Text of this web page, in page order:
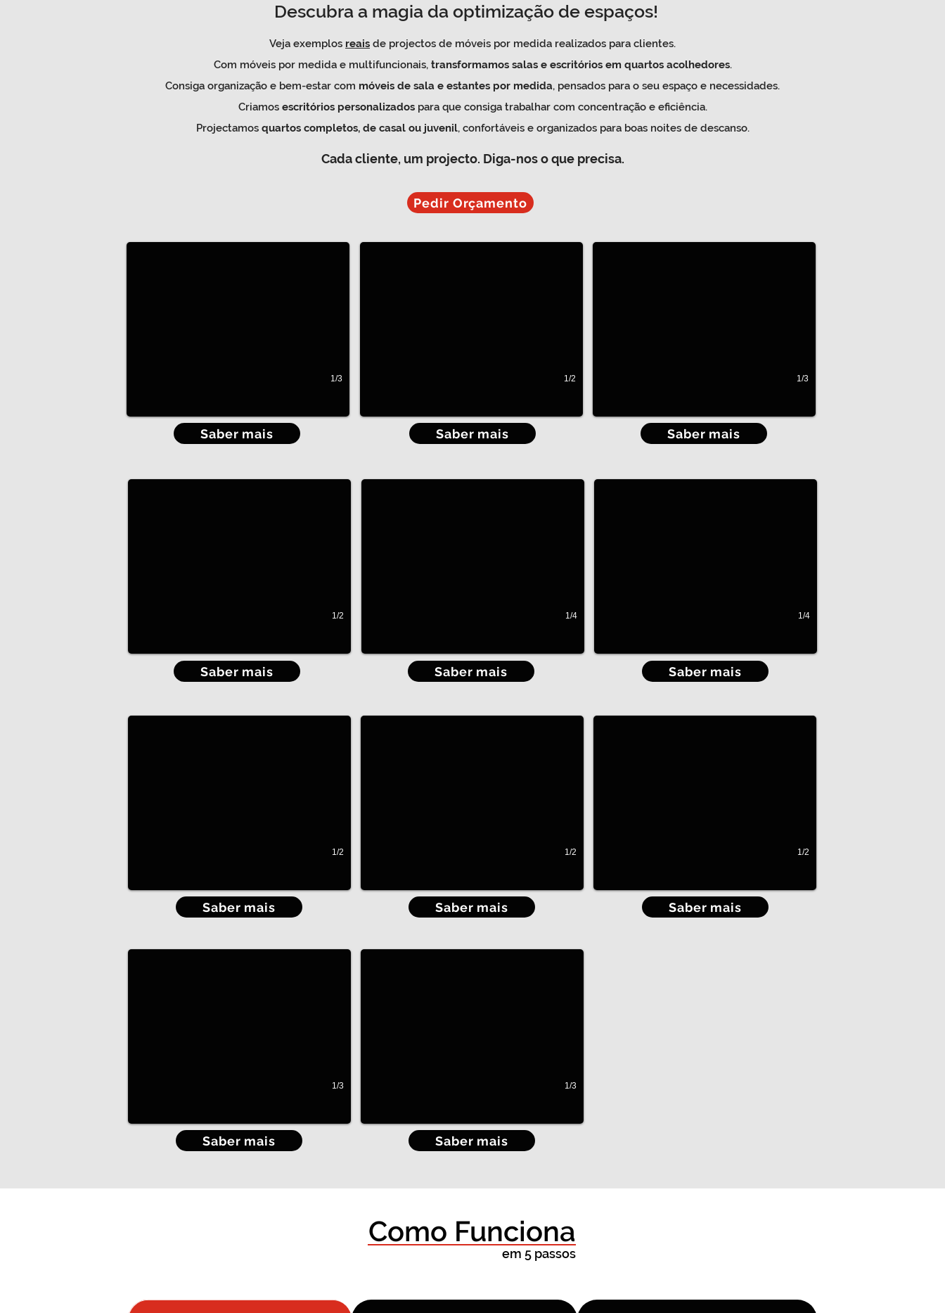
Descubra a magia da optimização de espaços!
Veja exemplos reais de projectos de móveis por medida realizados para clientes.
Com móveis por medida e multifuncionais,transformamos salas e escritórios em quartos acolhedores.
Consiga organização e bem-estar com móveis de sala e estantes por medida, pensados para o seu espaço e necessidades.
Criamos escritórios personalizadospara que consiga trabalhar com concentração e eficiência.
Projectamos quartos completos, de casal ou juvenil, confortáveis e organizados para boas noites de descanso.
Cada cliente, um projecto. Diga-nos o que precisa.
Pedir Orçamento
1/3
Saber mais
Quarto e Sala
1/2
Saber mais
1/3
Saber mais
Móveis para Quarto
1/2
Saber mais
Roupeiros por medida
1/4
Saber mais
1/4
Saber mais
Beliches
1/2
Saber mais
Móveis para Sala
1/2
Saber mais
Mobiliário de Escritório
1/2
Saber mais
Estantes por Medida
1/3
Saber mais
Sótãos e Vãos de Escada
1/3
Saber mais
Como Funciona
em 5 passos